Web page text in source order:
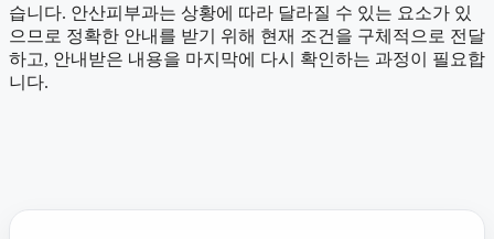
습니다. 안산피부과는 상황에 따라 달라질 수 있는 요소가 있
으므로 정확한 안내를 받기 위해 현재 조건을 구체적으로 전달
하고, 안내받은 내용을 마지막에 다시 확인하는 과정이 필요합
니다.